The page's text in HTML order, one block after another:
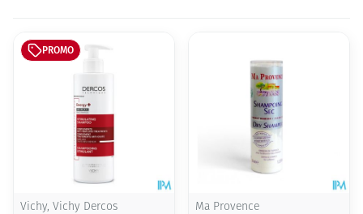
PROMO
Vichy, Vichy Dercos Ma Provence